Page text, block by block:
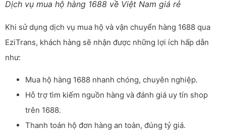
Dịch vụ mua hộ hàng 1688 về Việt Nam giá rẻ
Khi sử dụng dịch vụ mua hộ và vận chuyển hàng 1688 qua
EziTrans, khách hàng sẽ nhận được những lợi ích hấp dẫn
như:
Mua hộ hàng 1688 nhanh chóng, chuyên nghiệp.
Hỗ trợ tìm kiếm nguồn hàng và đánh giá uy tín shop
trên 1688.
Thanh toán hộ đơn hàng an toàn, đúng tỷ giá.